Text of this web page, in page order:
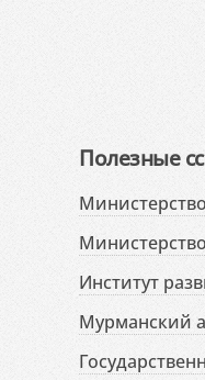
Полезные
Институт
Мурманский